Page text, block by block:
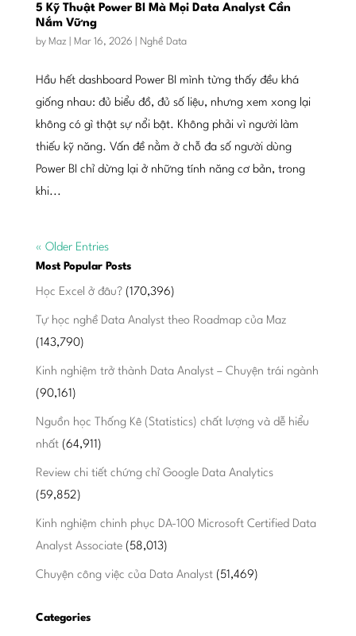
5 Kỹ Thuật Power BI Mà Mọi Data Analyst Cần
Nắm Vững
by Maz Mar 16, 2026 Nghề Data
Hầu hết dashboard Power BI mình từng thấy đều khá
giống nhau: đủ biểu đồ, đủ số liệu, nhưng xem xong lại
không có gì thật sự nổi bật. Không phải vì người làm
thiếu kỹ năng. Vấn đề nằm ở chỗ đa số người dùng
Power BI chỉ dừng lại ở những tính năng cơ bản, trong
khi...
« Older Entries
Most Popular Posts
Học Excel ở đâu? (170,396)
Tự học nghề Data Analyst theo Roadmap của Maz
(143,790)
Kinh nghiệm trở thành Data Analyst – Chuyện trái ngành
(90,161)
Nguồn học Thống Kê (Statistics) chất lượng và dễ hiểu
nhất (64,911)
Review chi tiết chứng chỉ Google Data Analytics
(59,852)
Kinh nghiệm chinh phục DA-100 Microsoft Certified Data
Analyst Associate (58,013)
Chuyện công việc của Data Analyst (51,469)
Categories